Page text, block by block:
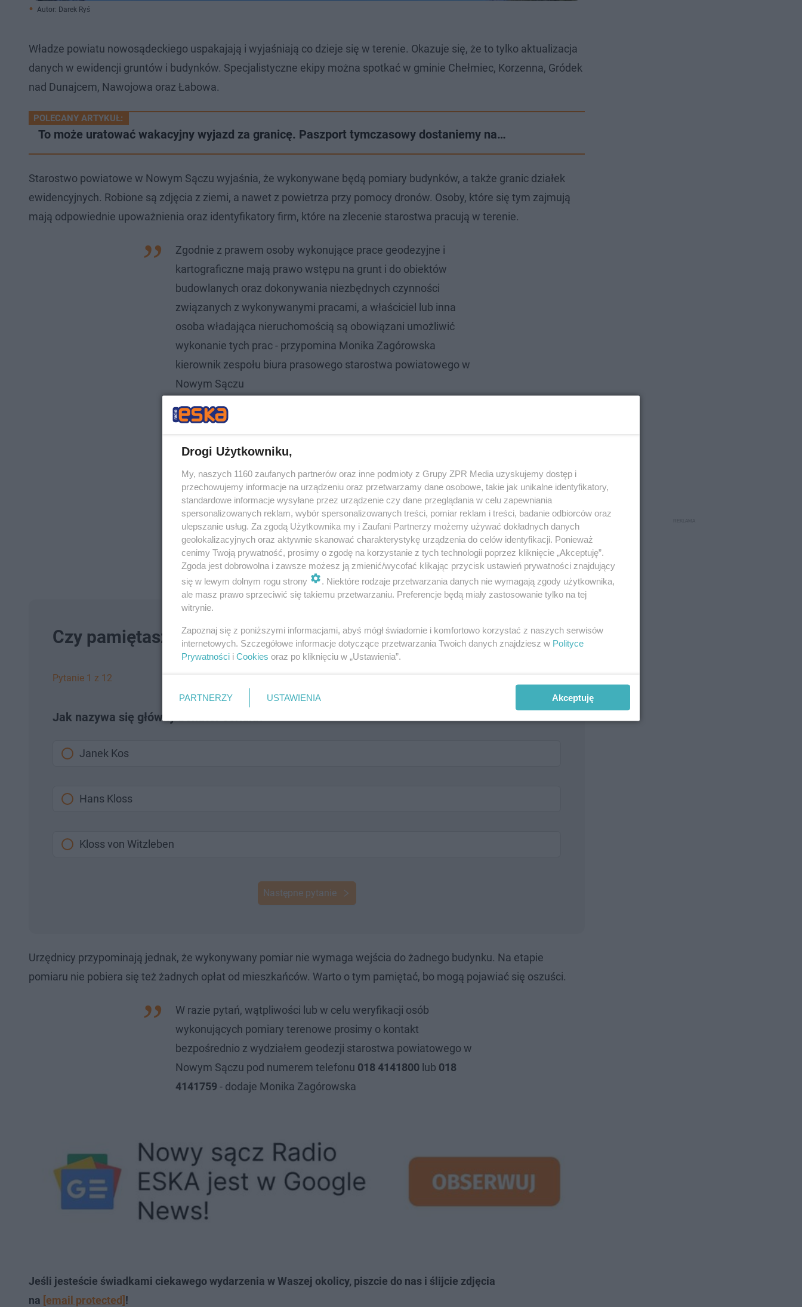
Autor: Darek Ryś
Władze powiatu nowosądeckiego uspakajają i wyjaśniają co dzieje się w terenie. Okazuje się, że to tylko aktualizacja
danych w ewidencji gruntów i budynków. Specjalistyczne ekipy można spotkać w gminie Chełmiec, Korzenna, Gródek
nad Dunajcem, Nawojowa oraz Łabowa.
POLECANY ARTYKUŁ:
To może uratować wakacyjny wyjazd za granicę. Paszport tymczasowy dostaniemy na…
Starostwo powiatowe w Nowym Sączu wyjaśnia, że wykonywane będą pomiary budynków, a także granic działek
ewidencyjnych. Robione są zdjęcia z ziemi, a nawet z powietrza przy pomocy dronów. Osoby, które się tym zajmują
mają odpowiednie upoważnienia oraz identyfikatory firm, które na zlecenie starostwa pracują w terenie.
Zgodnie z prawem osoby wykonujące prace geodezyjne i
kartograficzne mają prawo wstępu na grunt i do obiektów
budowlanych oraz dokonywania niezbędnych czynności
związanych z wykonywanymi pracami, a właściciel lub inna
osoba władająca nieruchomością są obowiązani umożliwić
wykonanie tych prac - przypomina Monika Zagórowska
kierownik zespołu biura prasowego starostwa powiatowego w
Nowym Sączu
Czy pamiętasz serial "Stawka większa niż życie"?
Pytanie 1 z 12
Jak nazywa się główny bohater serialu?
Janek Kos
Hans Kloss
Kloss von Witzleben
Następne pytanie
Urzędnicy przypominają jednak, że wykonywany pomiar nie wymaga wejścia do żadnego budynku. Na etapie
pomiaru nie pobiera się też żadnych opłat od mieszkańców. Warto o tym pamiętać, bo mogą pojawiać się oszuści.
W razie pytań, wątpliwości lub w celu weryfikacji osób
wykonujących pomiary terenowe prosimy o kontakt
bezpośrednio z wydziałem geodezji starostwa powiatowego w
Nowym Sączu pod numerem telefonu 018 4141800 lub 018
4141759 - dodaje Monika Zagórowska
Jeśli jesteście świadkami ciekawego wydarzenia w Waszej okolicy, piszcie do nas i ślijcie zdjęcia
na [email protected]!
Drogi Użytkowniku,
My, naszych 1160 zaufanych partnerów oraz inne podmioty z Grupy ZPR Media uzyskujemy dostęp i
przechowujemy informacje na urządzeniu oraz przetwarzamy dane osobowe, takie jak unikalne identyfikatory,
standardowe informacje wysyłane przez urządzenie czy dane przeglądania w celu zapewniania
spersonalizowanych reklam, wybór spersonalizowanych treści, pomiar reklam i treści, badanie odbiorców oraz
ulepszanie usług. Za zgodą Użytkownika my i Zaufani Partnerzy możemy używać dokładnych danych
geolokalizacyjnych oraz aktywnie skanować charakterystykę urządzenia do celów identyfikacji. Ponieważ
cenimy Twoją prywatność, prosimy o zgodę na korzystanie z tych technologii poprzez kliknięcie „Akceptuję”.
Zgoda jest dobrowolna i zawsze możesz ją zmienić/wycofać klikając przycisk ustawień prywatności znajdujący
się w lewym dolnym rogu strony
. Niektóre rodzaje przetwarzania danych nie wymagają zgody użytkownika,
ale masz prawo sprzeciwić się takiemu przetwarzaniu. Preferencje będą miały zastosowanie tylko na tej
witrynie.
Zapoznaj się z poniższymi informacjami, abyś mógł świadomie i komfortowo korzystać z naszych serwisów
internetowych. Szczegółowe informacje dotyczące przetwarzania Twoich danych znajdziesz w Polityce
Prywatności i Cookies oraz po kliknięciu w „Ustawienia”.
PARTNERZY USTAWIENIA Akceptuję